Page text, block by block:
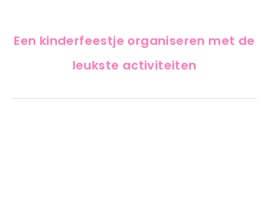
Een kinderfeestje organiseren met de
leukste activiteiten